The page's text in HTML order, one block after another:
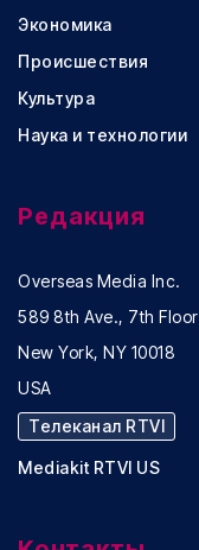
Экономика
Происшествия
Культура
Наука и технологии
Редакция
Overseas Media Inc.
589 8th Ave., 7th Floor
New York, NY 10018
USA
Телеканал RTVI
Mediakit RTVI US